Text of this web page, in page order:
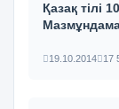
Қазақ тілі
19.10.2014 17